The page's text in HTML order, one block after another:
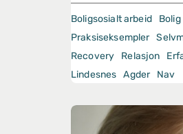
Boligsosialt arbeid Bolig
Praksiseksempler
Recovery
Relasjon
Lindesnes
Agder Nav